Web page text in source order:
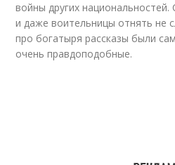
войны других
и даже воительницы отнять не
про богатыря рассказы были
очень правдоподобные.